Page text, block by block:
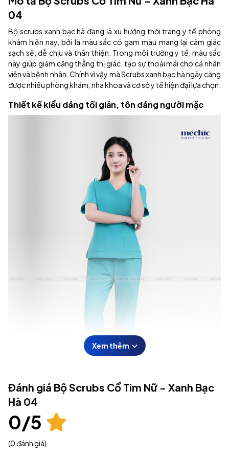
04
Bộ scrubs xanh bạc hà đang là xu hướng thời trang y tế phòng
khám hiện nay, bởi là màu sắc có gam màu mang lại cảm giác
sạch sẽ, dễ chịu và thân thiện. Trong môi trường y tế, màu sắc
này giúp giảm căng thẳng thị giác, tạo sự thoải mái cho cả nhân
viên và bệnh nhân. Chính vì vậy mà Scrubs xanh bạc hà ngày càng
được nhiều phòng khám, nha khoa và cơ sở y tế hiện đại lựa chọn.
Thiết kế kiểu dáng tối giản, tôn dáng người mặc
Scrubs cổ tim nữ màu xanh bạc hà 04 được thiết kế theo phong
cách tối giản, tập trung vào tính ứng dụng cao.
Xem thêm
Đánh giá Bộ Scrubs Cổ Tim Nữ - Xanh Bạc
Hà 04
0/5
(0 đánh giá)